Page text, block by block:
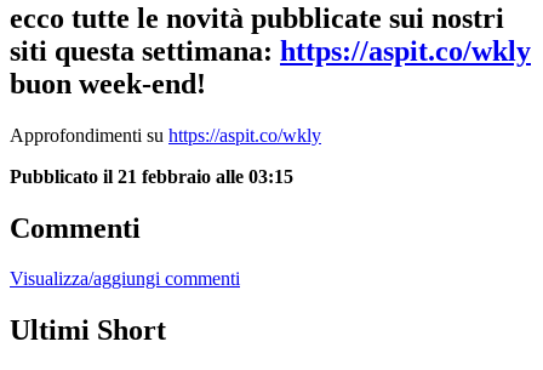
ecco tutte le novità pubblicate sui nostri
siti questa settimana: https://aspit.co/wkly
buon week-end!
Approfondimenti su https://aspit.co/wkly
Pubblicato il 21 febbraio alle 03:15
Commenti
Visualizza/aggiungi commenti
Ultimi Short